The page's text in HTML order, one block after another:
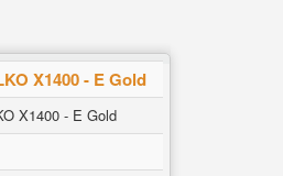
X1400 - E Gold
X1400 - E Gold